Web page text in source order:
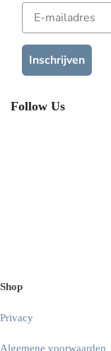
E-mailadres
Inschrijven
Follow Us
Shop
Privacy
Algemene voorwaarden